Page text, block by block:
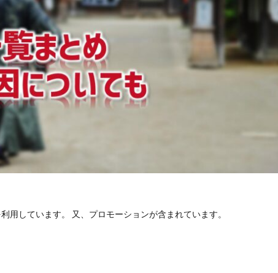
用しています。 又、プロモーションが含まれています。